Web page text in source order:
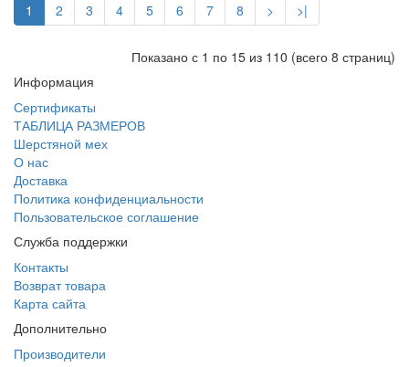
1 2 3 4 5 6 7 8 > >|
Показано с 1 по 15 из 110 (всего 8 страниц)
Информация
Сертификаты
ТАБЛИЦА РАЗМЕРОВ
Шерстяной мех
О нас
Доставка
Политика конфиденциальности
Пользовательское соглашение
Служба поддержки
Контакты
Возврат товара
Карта сайта
Дополнительно
Производители